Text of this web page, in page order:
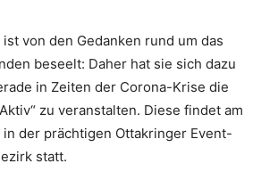
von den Gedanken rund um das
beseelt: Daher hat sie sich dazu
in Zeiten der Corona-Krise die
zu veranstalten. Diese findet am
der prächtigen Ottakringer Event-
statt.